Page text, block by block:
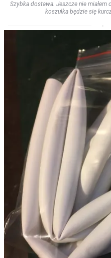
Szybka dostawa. Jeszcze nie
koszulka będzie się